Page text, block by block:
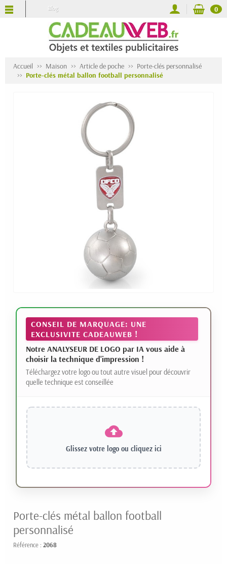
Blog 0
Accueil Maison Article de poche
Porte-clés personnalisé
Porte-clés métal ballon football personnalisé
CONSEIL DE MARQUAGE: UNE
EXCLUSIVITE CADEAUWEB !
Notre ANALYSEUR DE LOGO par IA vous aide à
choisir la technique d'impression !
Téléchargez votre logo ou tout autre visuel pour découvrir
quelle technique est conseillée
Glissez votre logo ou cliquez ici
Porte-clés métal ballon football
personnalisé
Référence : 2068